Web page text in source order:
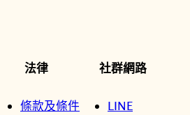
法律
條款及條件
社群網路
LINE